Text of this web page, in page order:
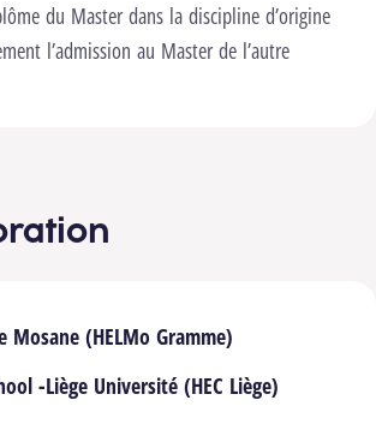
du Master dans la discipline d’origine
l’admission au Master de l’autre
Mosane (HELMo Gramme)
-Liège Université (HEC Liège)